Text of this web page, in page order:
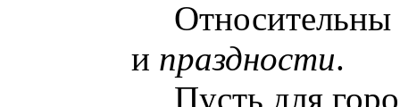
и праздности.
Пусть для